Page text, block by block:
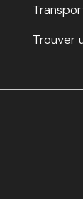
Trouver